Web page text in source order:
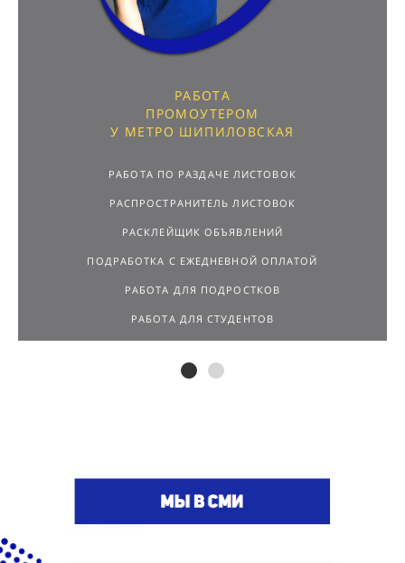
РАБОТА
ПРОМОУТЕРОМ
У МЕТРО ШИПИЛОВСКАЯ
РАБОТА ПО РАЗДАЧЕ ЛИСТОВОК
РАСПРОСТРАНИТЕЛЬ ЛИСТОВОК
РАСКЛЕЙЩИК ОБЪЯВЛЕНИЙ
ПОДРАБОТКА С ЕЖЕДНЕВНОЙ ОПЛАТОЙ
РАБОТА ДЛЯ ПОДРОСТКОВ
РАБОТА ДЛЯ СТУДЕНТОВ